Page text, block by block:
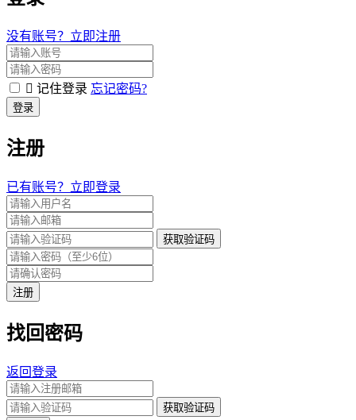
没有账号？立即注册
记住登录 忘记密码?
登录
注册
已有账号？立即登录
获取验证码
注册
找回密码
返回登录
获取验证码